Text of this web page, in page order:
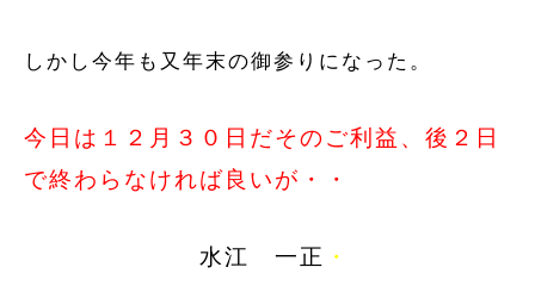
しかし今年も又年末の御参りになった。
今日は１２月３０日だそのご利益、後２日
で終わらなければ良いが・・
水江 一正 ・